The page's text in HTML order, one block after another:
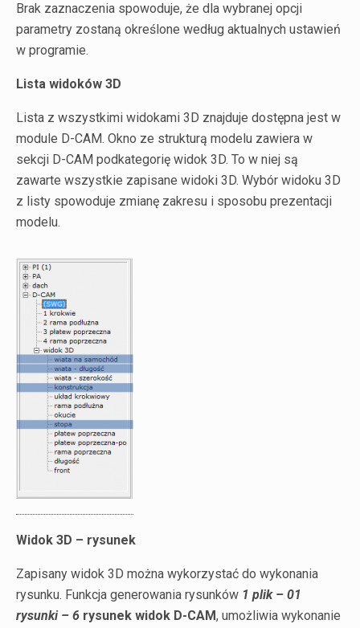
Brak zaznaczenia spowoduje, że dla wybranej opcji
parametry zostaną określone według aktualnych ustawień
w programie.
Lista widoków 3D
Lista z wszystkimi widokami 3D znajduje dostępna jest w
module D-CAM. Okno ze strukturą modelu zawiera w
sekcji D-CAM podkategorię widok 3D. To w niej są
zawarte wszystkie zapisane widoki 3D. Wybór widoku 3D
z listy spowoduje zmianę zakresu i sposobu prezentacji
modelu.
Widok 3D – rysunek
Zapisany widok 3D można wykorzystać do wykonania
rysunku. Funkcja generowania rysunków 1 plik – 01
rysunki – 6 rysunek widok D-CAM, umożliwia wykonanie